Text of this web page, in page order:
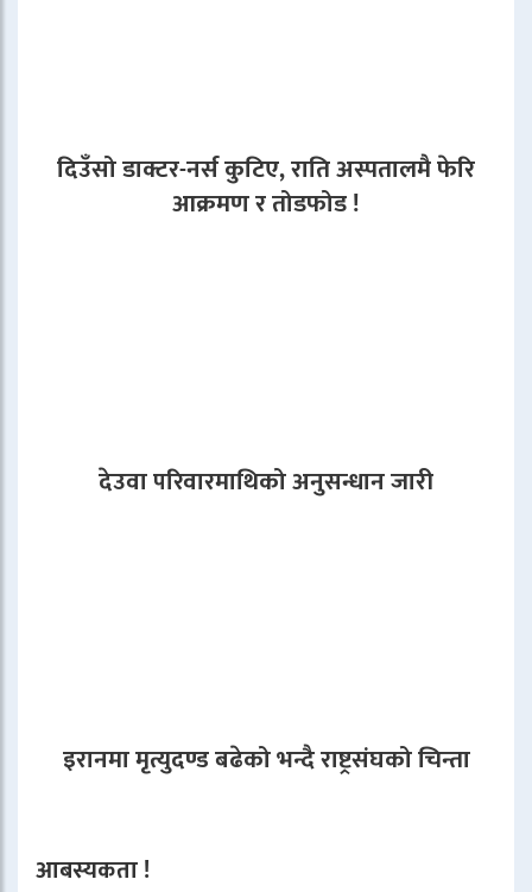
दिउँसो डाक्टर-नर्स कुटिए, राति अस्पतालमै फेरि
आक्रमण र तोडफोड !
देउवा परिवारमाथिको अनुसन्धान जारी
इरानमा मृत्युदण्ड बढेको भन्दै राष्ट्रसंघको चिन्ता
आबस्यकता !